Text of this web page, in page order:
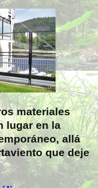
materiales
lugar en la
allá
que deje